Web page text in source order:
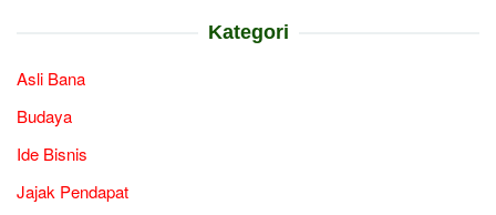
Kategori
Asli Bana
Budaya
Ide Bisnis
Jajak Pendapat